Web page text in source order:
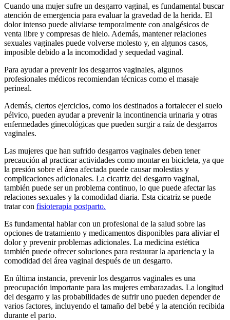
Cuando una mujer sufre un desgarro vaginal, es fundamental buscar
atención de emergencia para evaluar la gravedad de la herida. El
dolor intenso puede aliviarse temporalmente con analgésicos de
venta libre y compresas de hielo. Además, mantener relaciones
sexuales vaginales puede volverse molesto y, en algunos casos,
imposible debido a la incomodidad y sequedad vaginal.
Para ayudar a prevenir los desgarros vaginales, algunos
profesionales médicos recomiendan técnicas como el masaje
perineal.
Además, ciertos ejercicios, como los destinados a fortalecer el suelo
pélvico, pueden ayudar a prevenir la incontinencia urinaria y otras
enfermedades ginecológicas que pueden surgir a raíz de desgarros
vaginales.
Las mujeres que han sufrido desgarros vaginales deben tener
precaución al practicar actividades como montar en bicicleta, ya que
la presión sobre el área afectada puede causar molestias y
complicaciones adicionales. La cicatriz del desgarro vaginal,
también puede ser un problema continuo, lo que puede afectar las
relaciones sexuales y la comodidad diaria. Esta cicatriz se puede
tratar con fisioterapia postparto.
Es fundamental hablar con un profesional de la salud sobre las
opciones de tratamiento y medicamentos disponibles para aliviar el
dolor y prevenir problemas adicionales. La medicina estética
también puede ofrecer soluciones para restaurar la apariencia y la
comodidad del área vaginal después de un desgarro.
En última instancia, prevenir los desgarros vaginales es una
preocupación importante para las mujeres embarazadas. La longitud
del desgarro y las probabilidades de sufrir uno pueden depender de
varios factores, incluyendo el tamaño del bebé y la atención recibida
durante el parto.